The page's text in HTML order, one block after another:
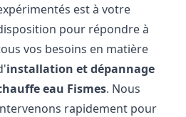
est à votre
pour répondre à
vos besoins en matière
installation et dépannage
eau Fismes. Nous
rapidement pour